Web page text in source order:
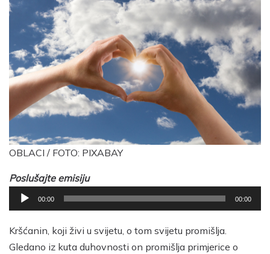
OBLACI / FOTO: PIXABAY
Poslušajte emisiju
Reproduktor
audiozapisa
00:00 00:00
Kršćanin, koji živi u svijetu, o tom svijetu promišlja.
Gledano iz kuta duhovnosti on promišlja primjerice o